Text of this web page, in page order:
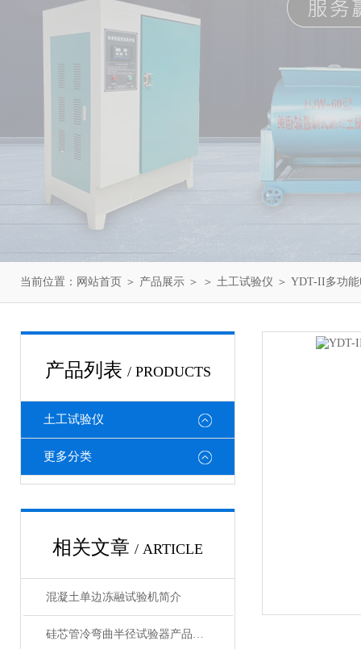
当前位置： 网站首页 ＞ 产品展示 ＞ ＞ 土工试验仪 ＞ YDT-II多功
产品列表 / PRODUCTS
土工试验仪
更多分类
相关文章 / ARTICLE
混凝土单边冻融试验机简介
硅芯管冷弯曲半径试验器产品展示